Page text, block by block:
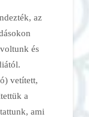
az
és
vetített,
a
ami